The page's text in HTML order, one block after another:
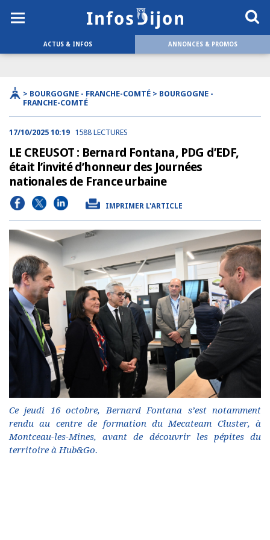
ACTUS & INFOS ANNONCES & PROMOS
> BOURGOGNE - FRANCHE-COMTÉ > BOURGOGNE -
FRANCHE-COMTÉ
17/10/2025 10:19 1588 LECTURES
LE CREUSOT : Bernard Fontana, PDG d’EDF,
était l’invité d’honneur des Journées
nationales de France urbaine
IMPRIMER L'ARTICLE
Ce jeudi 16 octobre, Bernard Fontana s’est notamment
rendu au centre de formation du Mecateam Cluster, à
Montceau-les-Mines, avant de découvrir les pépites du
territoire à Hub&Go.